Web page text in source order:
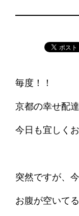
毎度！！
京都の幸せ配
今日も宜しく
突然ですが、
お腹が空いて